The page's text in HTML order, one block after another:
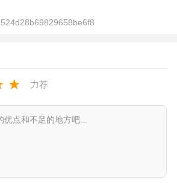
贝游戏网下载安装火焰鸟
★ 力荐